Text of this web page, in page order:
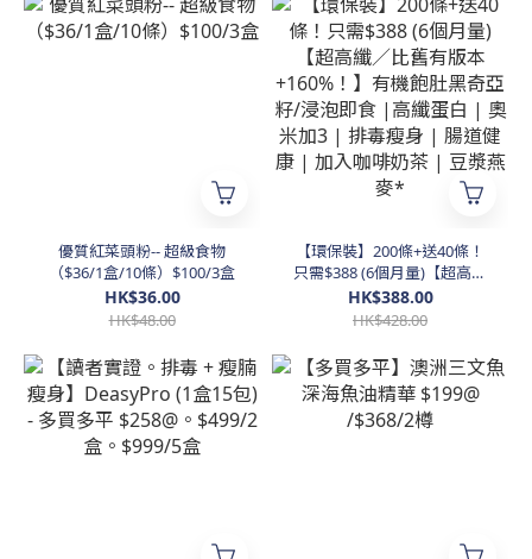
優質紅菜頭粉-- 超級食物
（$36/1盒/10條）$100/3盒
HK$36.00
HK$48.00
【環保裝】200條+送40條！
只需$388 (6個月量)【超高纖
／比舊有版本 +160%！】有
機飽肚黑奇亞籽/浸泡即食 |
身 | 腸道健康 | 加入咖啡奶茶
| 豆漿燕麥*
HK$388.00
HK$428.00